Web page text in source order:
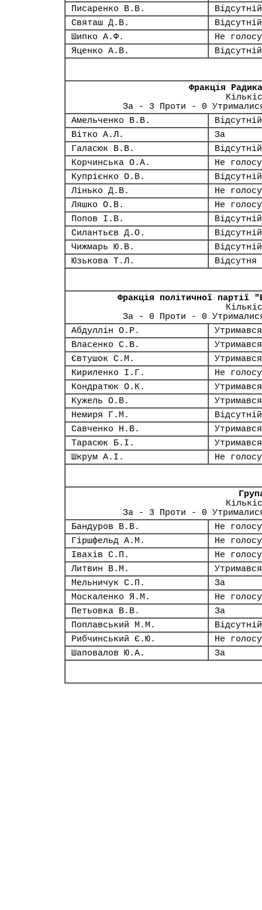
Писаренко В.В.
Відсутній
Святаш Д.В.
Відсутній
Шипко А.Ф.
Не
Яценко А.В.
Відсутній
Фракція
За - 3 Проти - 0
Амельченко В.В.
Відсутній
Вітко А.Л.
За
Галасюк В.В.
Відсутній
Корчинська О.А.
Не
Купрієнко О.В.
Відсутній
Лінько Д.В.
Не
Ляшко О.В.
Не
Попов І.В.
Відсутній
Силантьєв Д.О.
Відсутній
Чижмарь Ю.В.
Відсутній
Юзькова Т.Л.
Відсутня
Фракція політичної партії
За - 0 Проти - 0
Абдуллін О.Р.
Утримався
Власенко С.В.
Утримався
Євтушок С.М.
Утримався
Кириленко І.Г.
Не
Кондратюк О.К.
Утримався
Кужель О.В.
Утримався
Немиря Г.М.
Відсутній
Савченко Н.В.
Утримався
Тарасюк Б.І.
Утримався
Шкрум А.І.
Не
За - 3 Проти - 0
Бандуров В.В.
Не
Гіршфельд А.М.
Не
Івахів С.П.
Не
Литвин В.М.
Утримався
Мельничук С.П.
За
Москаленко Я.М.
Не
Петьовка В.В.
За
Поплавський М.М.
Відсутній
Рибчинський Є.Ю.
Не
Шаповалов Ю.А.
За